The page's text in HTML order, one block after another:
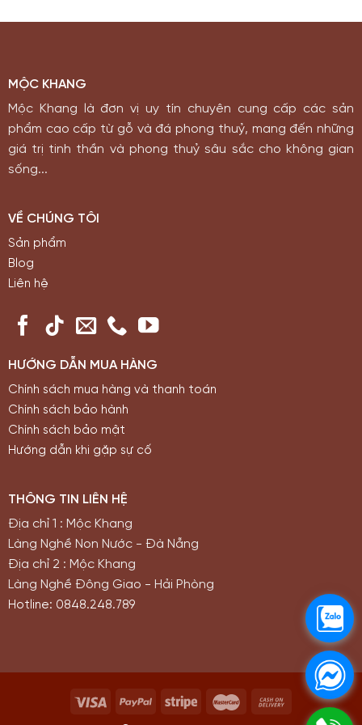
MỘC KHANG
Mộc Khang là đơn vị uy tín chuyên cung cấp các sản
phẩm cao cấp từ gỗ và đá phong thuỷ, mang đến những
giá trị tinh thần và phong thuỷ sâu sắc cho không gian
sống...
VỀ CHÚNG TÔI
Sản phẩm
Blog
Liên hệ
HƯỚNG DẪN MUA HÀNG
Chính sách mua hàng và thanh toán
Chính sách bảo hành
Chính sách bảo mật
Hướng dẫn khi gặp sự cố
THÔNG TIN LIÊN HỆ
Địa chỉ 1 : Mộc Khang
Làng Nghề Non Nước - Đà Nẵng
Địa chỉ 2 : Mộc Khang
Làng Nghề Đông Giao - Hải Phòng
Hotline: 0848.248.789